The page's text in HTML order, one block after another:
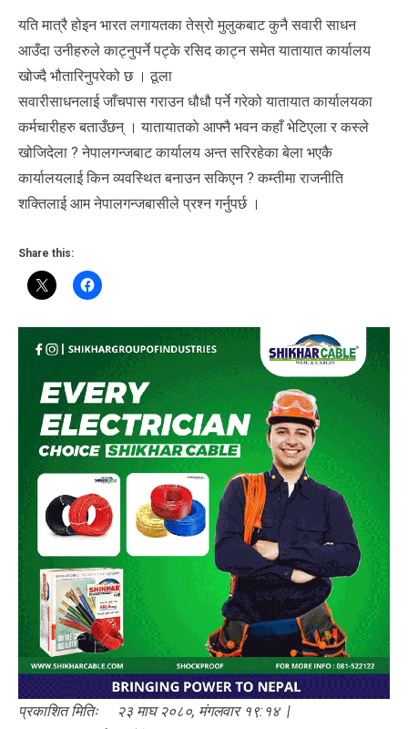
यति मात्रै होइन भारत लगायतका तेस्रो मुलुकबाट कुनै सवारी साधन
आउँदा उनीहरुले काट्नुपर्ने पट्के रसिद काट्न समेत यातायात कार्यालय
खोज्दै भौतारिनुपरेको छ । ठूला
सवारीसाधनलाई जाँचपास गराउन धौधौ पर्ने गरेको यातायात कार्यालयका
कर्मचारीहरु बताउँछन् । यातायातकाे आफ्नै भवन कहाँ भेटिएला र कस्ले
खोजिदेला ? नेपालगन्जबाट कार्यालय अन्त सरिरहेका बेला भएकै
कार्यालयलाई किन व्यवस्थित बनाउन सकिएन ? कम्तीमा राजनीति
शक्तिलाई आम नेपालगन्जबासीले प्रश्न गर्नुपर्छ ।
Share this:
प्रकाशित मितिः २३ माघ २०८०, मंगलवार १९:१४ |